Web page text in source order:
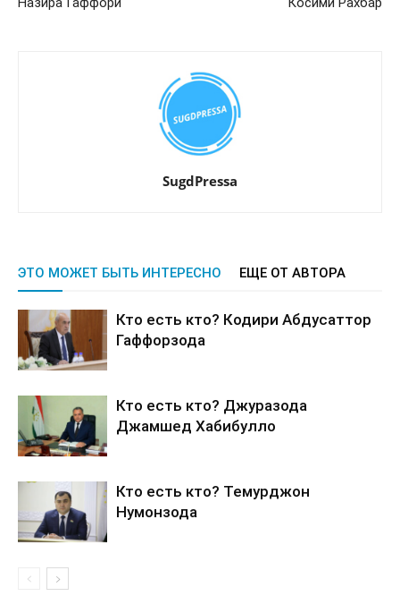
SugdPressa
ЭТО МОЖЕТ БЫТЬ ИНТЕРЕСНО ЕЩЕ ОТ АВТОРА
Кто есть кто? Кодири Абдусаттор
Гаффорзода
Кто есть кто? Джуразода
Джамшед Хабибулло
Кто есть кто? Темурджон
Нумонзода